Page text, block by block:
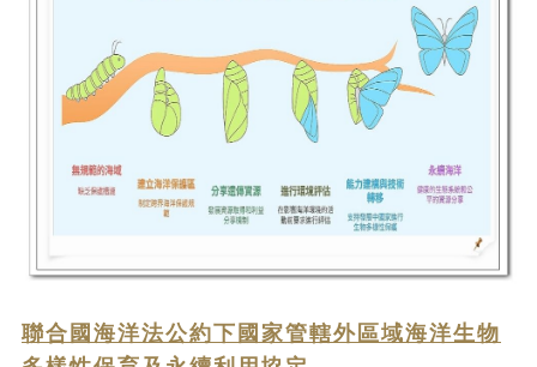
聯合國海洋法公約下國家管轄外區域海洋生物